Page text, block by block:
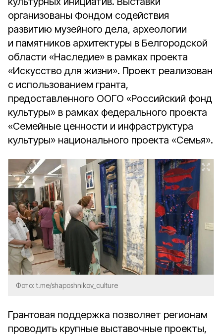
организованы Фондом содействия
развитию музейного дела, археологии
и памятников архитектуры в Белгородской
области «Наследие» в рамках проекта
«Искусство для жизни». Проект реализован
с использованием гранта,
предоставленного ООГО «Российский фонд
культуры» в рамках федерального проекта
«Семейные ценности и инфраструктура
культуры» национального проекта «Семья».
Фото: t.me/shaposhnikov_culture
Грантовая поддержка позволяет регионам
проводить крупные выставочные проекты,